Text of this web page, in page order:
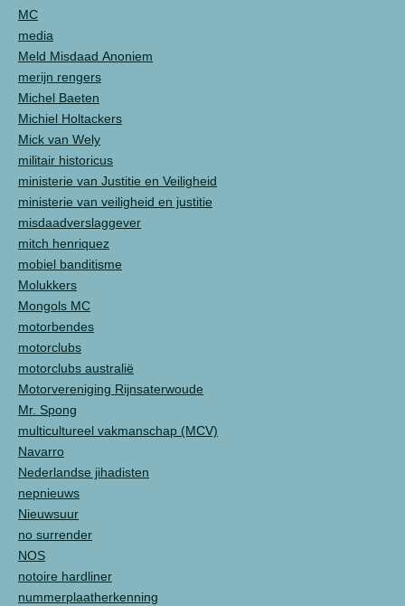
MC
media
Meld Misdaad Anoniem
merijn rengers
Michel Baeten
Michiel Holtackers
Mick van Wely
militair historicus
ministerie van Justitie en Veiligheid
ministerie van veiligheid en justitie
misdaadverslaggever
mitch henriquez
mobiel banditisme
Molukkers
Mongols MC
motorbendes
motorclubs
motorclubs australië
Motorvereniging Rijnsaterwoude
Mr. Spong
multicultureel vakmanschap (MCV)
Navarro
Nederlandse jihadisten
nepnieuws
Nieuwsuur
no surrender
NOS
notoire hardliner
nummerplaatherkenning